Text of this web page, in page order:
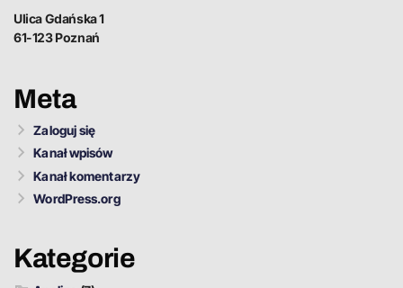
Ulica Gdańska 1
61-123 Poznań
Meta
Zaloguj się
Kanał wpisów
Kanał komentarzy
WordPress.org
Kategorie